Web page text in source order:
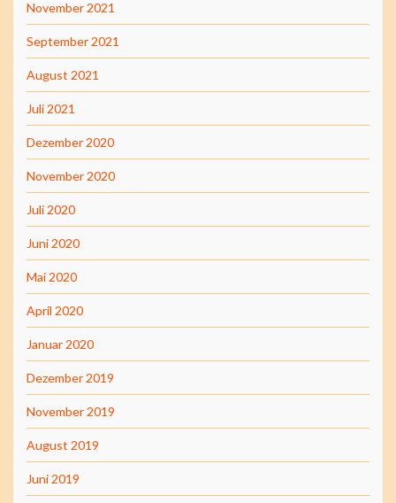
November 2021
September 2021
August 2021
Juli 2021
Dezember 2020
November 2020
Juli 2020
Juni 2020
Mai 2020
April 2020
Januar 2020
Dezember 2019
November 2019
August 2019
Juni 2019